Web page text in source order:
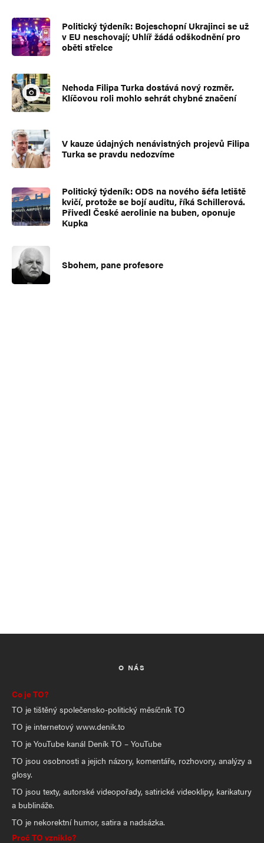
Politický týdeník: Bojeschopní Ukrajinci se už
v EU neschovají; Uhlíř žádá odškodnění pro
oběti střelce
Nehoda Filipa Turka dostává nový rozměr.
Klíčovou roli mohlo sehrát chybné značení
V kauze údajných nenávistných projevů Filipa
Turka se pravdu nedozvíme
Politický týdeník: ODS na nového šéfa letiště
kvičí, protože se bojí auditu, říká Schillerová.
Přivedl České aerolinie na buben, oponuje
Kupka
Sbohem, pane profesore
O NÁS
Co je TO?
TO je tištěný společensko-politický měsíčník TO
TO je internetový www.denik.to
TO je YouTube kanál Deník TO – YouTube
TO jsou osobnosti a jejich názory, komentáře, rozhovory, analýzy a
glosy.
TO jsou texty, autorské videopořady, satirické videoklipy, karikatury
a bublináže.
TO je nekorektní humor, satira a nadsázka.
Proč TO vzniklo?